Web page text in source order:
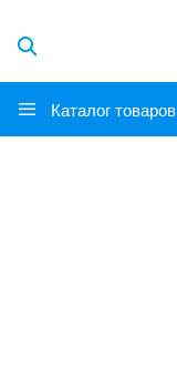
Каталог товаров